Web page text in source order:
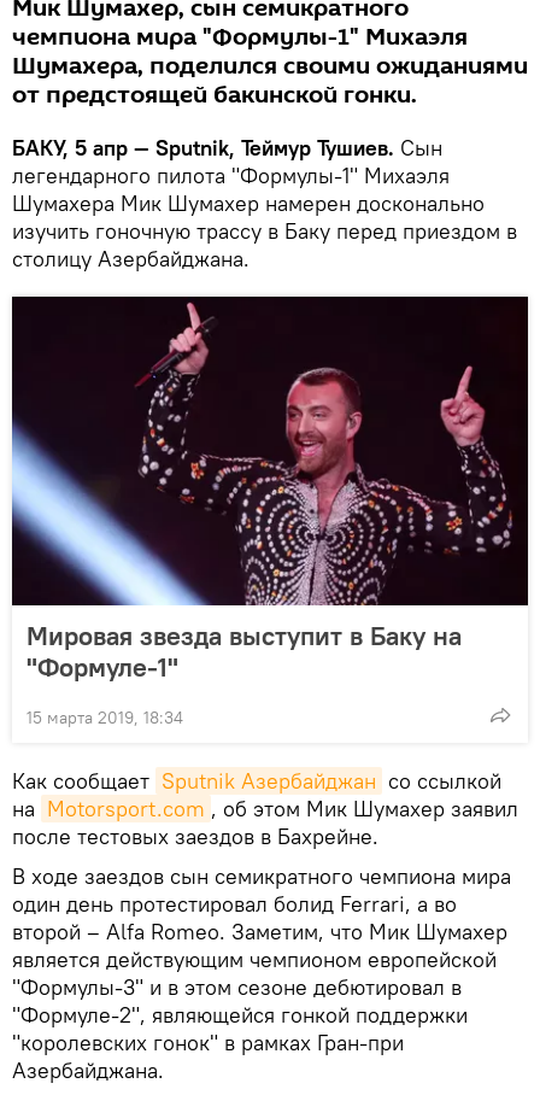
Мик Шумахер, сын семикратного
чемпиона мира "Формулы-1" Михаэля
Шумахера, поделился своими ожиданиями
от предстоящей бакинской гонки.
БАКУ, 5 апр — Sputnik, Теймур Тушиев. Сын
легендарного пилота "Формулы-1" Михаэля
Шумахера Мик Шумахер намерен досконально
изучить гоночную трассу в Баку перед приездом в
столицу Азербайджана.
Мировая звезда выступит в Баку на
"Формуле-1"
15 марта 2019, 18:34
Как сообщает Sputnik Азербайджан со ссылкой
на Motorsport.com , об этом Мик Шумахер заявил
после тестовых заездов в Бахрейне.
В ходе заездов сын семикратного чемпиона мира
один день протестировал болид Ferrari, а во
второй – Alfa Romeo. Заметим, что Мик Шумахер
является действующим чемпионом европейской
"Формулы-3" и в этом сезоне дебютировал в
"Формуле-2", являющейся гонкой поддержки
"королевских гонок" в рамках Гран-при
Азербайджана.